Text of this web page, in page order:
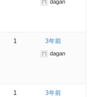
dagan
1 3年前
dagan
1 3年前